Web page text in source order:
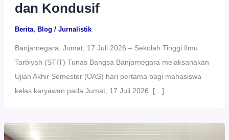
dan Kondusif
Berita, Blog / Jurnalistik
Banjarnegara, Jumat, 17 Juli 2026 – Sekolah Tinggi Ilmu
Tarbiyah (STIT) Tunas Bangsa Banjarnegara melaksanakan
Ujian Akhir Semester (UAS) hari pertama bagi mahasiswa
kelas karyawan pada Jumat, 17 Juli 2026. […]